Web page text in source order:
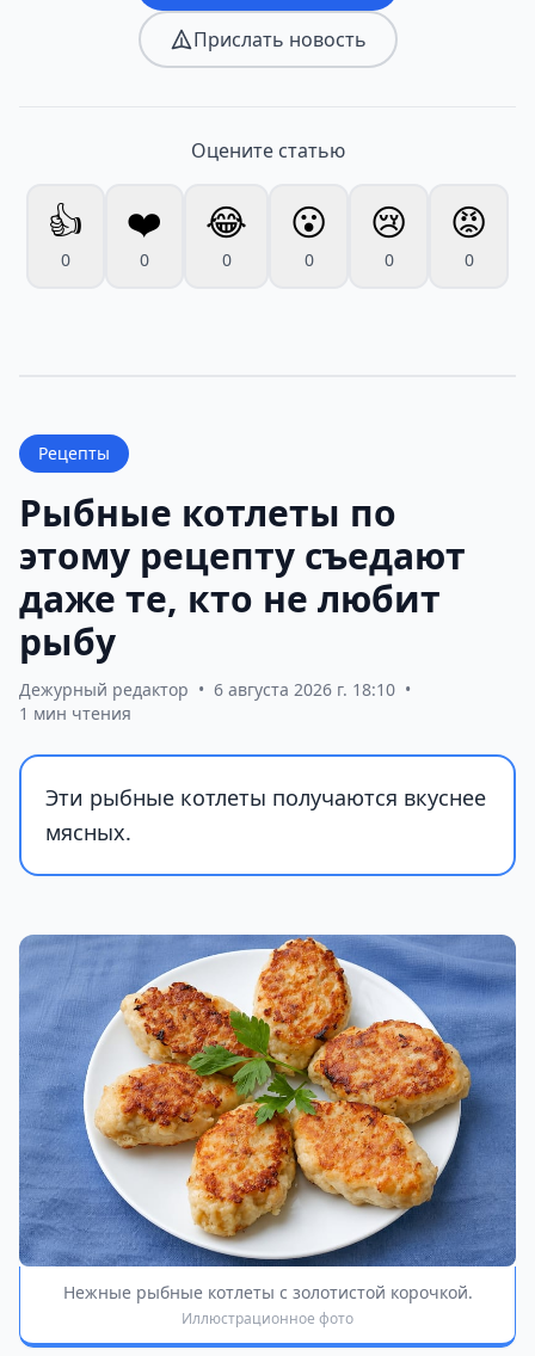
Прислать новость
Оцените статью
👍
0
❤️
0
😂
0
😮
0
😢
0
😡
0
Рецепты
Рыбные котлеты по
этому рецепту съедают
даже те, кто не любит
рыбу
Дежурный редактор • 6 августа 2026 г. 18:10 •
1 мин чтения
Эти рыбные котлеты получаются вкуснее
мясных.
Нежные рыбные котлеты с золотистой корочкой.
Иллюстрационное фото